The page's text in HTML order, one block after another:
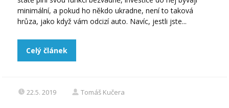
minimální, a pokud ho někdo ukradne, není to taková
hrůza, jako když vám odcizí auto. Navíc, jestli jste...
Celý článek
22.5. 2019 Tomáš Kučera